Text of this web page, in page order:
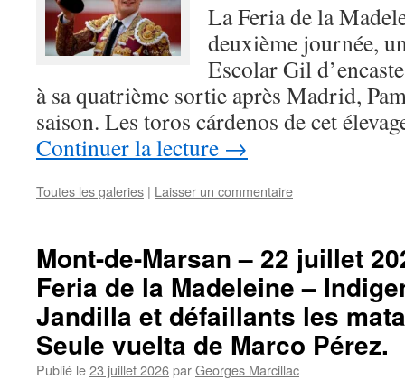
La Feria de la
deuxième journée,
Escolar Gil
à sa quatrième sortie après Madrid,
saison. Les toros cárdenos de cet
Continuer la lecture →
Toutes les galeries | Laisser un commentaire
Mont-de-Marsan – 22 juillet
Feria de la Madeleine –
Jandilla et défaillants les
Seule vuelta de Marco Pérez.
Publié le23 juillet 2026parGeorges Marcillac